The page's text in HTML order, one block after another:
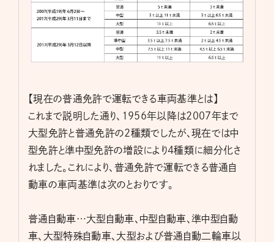
【現在の普通免許で運転できる車両基準とは】
これまで説明した通り、1956年以降は2007年まで
大型免許と普通免許の2種類でしたが、現在では中
型免許と準中型免許の増設により4種類に細分化さ
れました。これにより、普通免許で運転できる普通自
動車の車両基準は次のとおりです。
普通自動車…大型自動車、中型自動車、準中型自動
車、大型特殊自動車、大型および普通自動二輪車以